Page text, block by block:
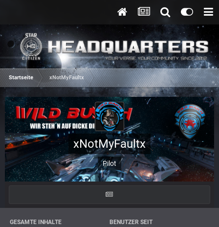
Startseite xNotMyFaultx
xNotMyFaultx
Pilot
GESAMTE INHALTE BENUTZER SEIT